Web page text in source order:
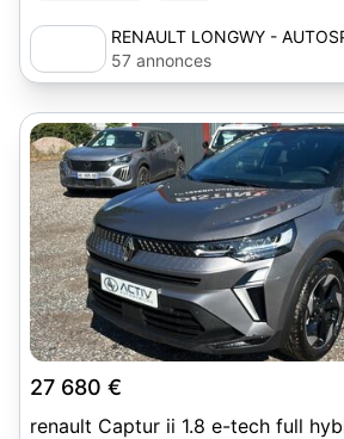
RENAULT LONGWY -
57 annonces
27 680 €
renault Captur ii 1.8 e-tech full